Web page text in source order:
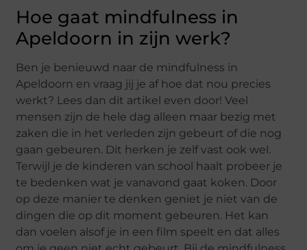
Hoe gaat mindfulness in
Apeldoorn in zijn werk?
Ben je benieuwd naar de mindfulness in
Apeldoorn en vraag jij je af hoe dat nou precies
werkt? Lees dan dit artikel even door! Veel
mensen zijn de hele dag alleen maar bezig met
zaken die in het verleden zijn gebeurt of die nog
gaan gebeuren. Dit herken je zelf vast ook wel.
Terwijl je de kinderen van school haalt probeer je
te bedenken wat je vanavond gaat koken. Door
op deze manier te denken geniet je niet van de
dingen die op dit moment gebeuren. Het kan
dan voelen alsof je in een film speelt en dat alles